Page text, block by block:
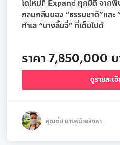
โดใหม่ที่ Expand ทุกมิติ จาก
กลมกลืนของ “ธรรมชาติ”และ
ทำเล “นางลิ้นจี่” ที่เต็มไปด้
ราคา 7,850,000
ดูรายละเ
คุณตั้ม นายหน้าอสังหา